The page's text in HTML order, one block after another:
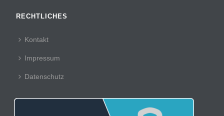
RECHTLICHES
Kontakt
Impressum
Datenschutz